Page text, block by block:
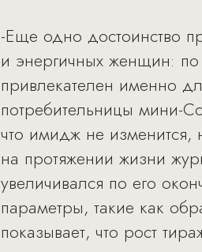
-Еще одно достоинство
и энергичных женщин:
привлекателен именно
потребительницы мини-
что имидж не
на протяжении жизни
увеличивался по его
параметры, такие как
показывает, что рост